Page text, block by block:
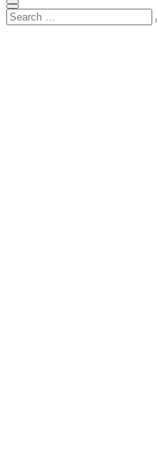
Scroll
to
Close
Search
for: